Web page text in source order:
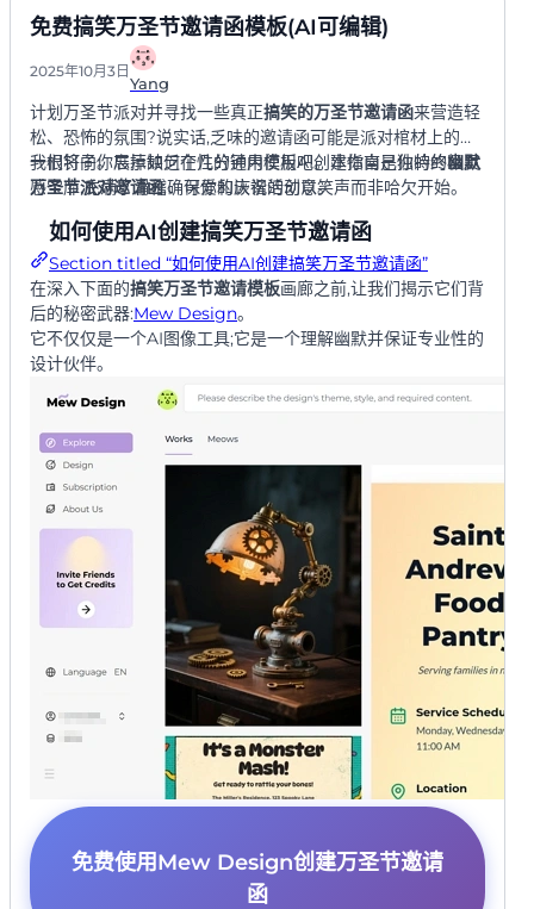
免费搞笑万圣节邀请函模板(AI可编辑)
2025年10月3日
Yang
计划万圣节派对并寻找一些真正搞笑的万圣节邀请函来营造轻
松、恐怖的氛围?说实话,乏味的邀请函可能是派对棺材上的第
一根钉子。忘掉缺乏个性的通用模板吧。本指南是你的终极灵
感宝库,充满了滑稽、可爱和诙谐的创意。
我们将向你展示如何在几分钟内使用AI创建你自己独特的幽默
万圣节派对邀请函,确保你的庆祝活动以笑声而非哈欠开始。
如何使用AI创建搞笑万圣节邀请函
Section titled “如何使用AI创建搞笑万圣节邀请函”
在深入下面的搞笑万圣节邀请模板画廊之前,让我们揭示它们背
后的秘密武器:Mew Design。
它不仅仅是一个AI图像工具;它是一个理解幽默并保证专业性的
设计伙伴。
免费使用Mew Design创建万圣节邀请
函